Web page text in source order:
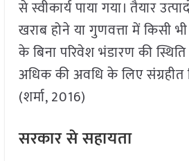
से स्वीकार्य पाया गया। तैयार
खराब होने या गुणवत्ता में किसी
के बिना परिवेश भंडारण की
अधिक की अवधि के लिए
(शर्मा, 2016)
सरकार से सहायता